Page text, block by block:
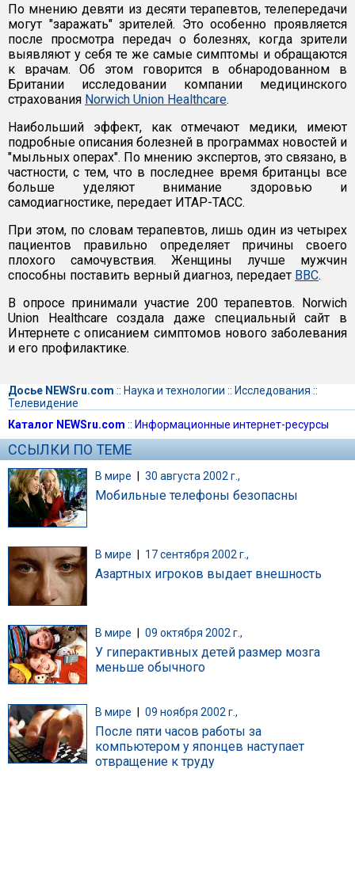
По мнению девяти из десяти терапевтов, телепередачи
могут "заражать" зрителей. Это особенно проявляется
после просмотра передач о болезнях, когда зрители
выявляют у себя те же самые симптомы и обращаются
к врачам. Об этом говорится в обнародованном в
Британии исследовании компании медицинского
страхования Norwich Union Healthcare.
Наибольший эффект, как отмечают медики, имеют
подробные описания болезней в программах новостей и
"мыльных операх". По мнению экспертов, это связано, в
частности, с тем, что в последнее время британцы все
больше уделяют внимание здоровью и
самодиагностике, передает ИТАР-ТАСС.
При этом, по словам терапевтов, лишь один из четырех
пациентов правильно определяет причины своего
плохого самочувствия. Женщины лучше мужчин
способны поставить верный диагноз, передает ВВС.
В опросе принимали участие 200 терапевтов. Norwich
Union Healthcare создала даже специальный сайт в
Интернете с описанием симптомов нового заболевания
и его профилактике.
Досье NEWSru.com :: Наука и технологии :: Исследования ::
Телевидение
Каталог NEWSru.com :: Информационные интернет-ресурсы
ССЫЛКИ ПО ТЕМЕ
В мире | 30 августа 2002 г.,
Мобильные телефоны безопасны
В мире | 17 сентября 2002 г.,
Азартных игроков выдает внешность
В мире | 09 октября 2002 г.,
У гиперактивных детей размер мозга
меньше обычного
В мире 09 ноября 2002 г.,
После пяти часов работы за
компьютером у японцев наступает
отвращение к труду